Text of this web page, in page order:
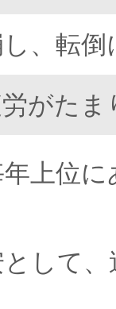
、転
がたま
上位
して